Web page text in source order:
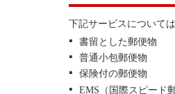
下記サービスについて
書留とした郵便物
普通小包郵便物
保険付の郵便物
EMS（国際スピード郵